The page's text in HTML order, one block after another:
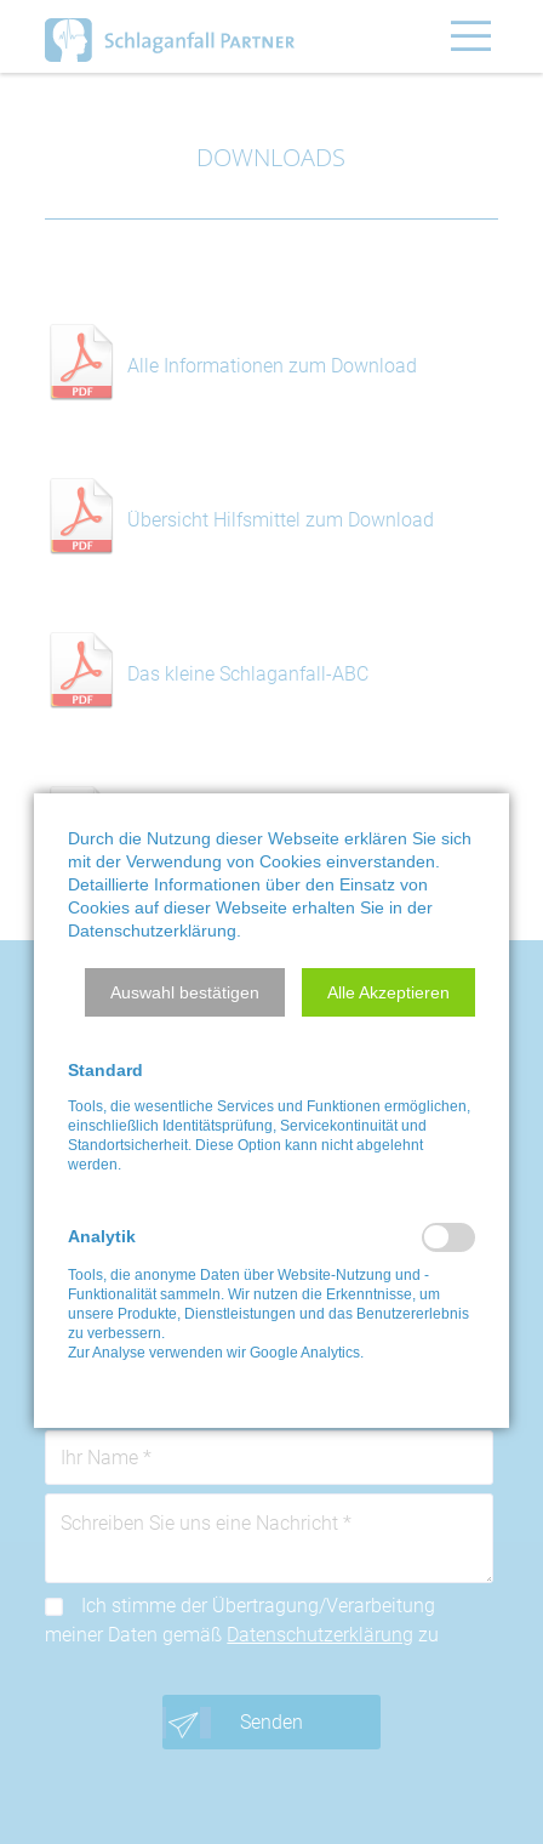
DOWNLOADS
Alle Informationen zum Download
Übersicht Hilfsmittel zum Download
Das kleine Schlaganfall-ABC
Infos zum Wohnumfeld
KONTAKT
Schreiben Sie uns eine E-Mail:
Wir beraten Sie gern: Montag
bis Freitag von 7:30 bis 15:30
Ich stimme der Übertragung/Verarbeitung
meiner Daten gemäß Datenschutzerklärung zu
Senden
Durch die Nutzung dieser Webseite erklären Sie sich
mit der Verwendung von Cookies einverstanden.
Detaillierte Informationen über den Einsatz von
Cookies auf dieser Webseite erhalten Sie in der
Datenschutzerklärung.
Auswahl bestätigen Alle Akzeptieren
Standard
Tools, die wesentliche Services und Funktionen ermöglichen,
einschließlich Identitätsprüfung, Servicekontinuität und
Standortsicherheit. Diese Option kann nicht abgelehnt
werden.
Analytik
Tools, die anonyme Daten über Website-Nutzung und -
Funktionalität sammeln. Wir nutzen die Erkenntnisse, um
unsere Produkte, Dienstleistungen und das Benutzererlebnis
zu verbessern.
Zur Analyse verwenden wir Google Analytics.